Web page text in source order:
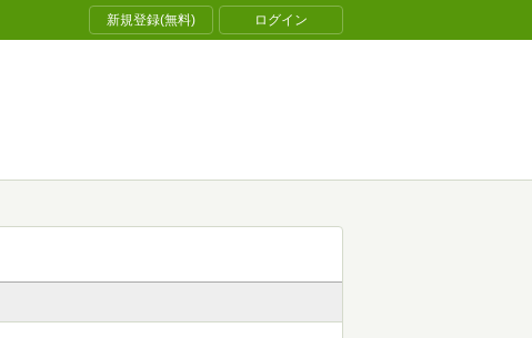
新規登録(無料) ログイン